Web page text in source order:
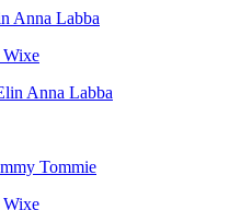
Anna Labba
Wixe
Anna Labba
Tommie
Wixe